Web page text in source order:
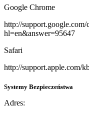
Google Chrome
http://
hl=en&answer=95647
Safari
http://support.apple.com/
Systemy Bezpieczeństwa
Adres: